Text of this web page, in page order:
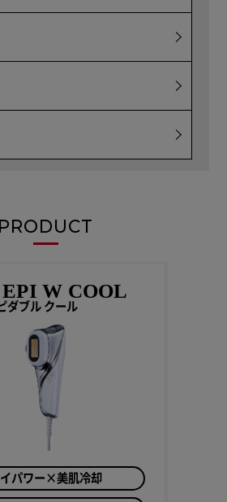
PRODUCT
EPI W COOL
ダブル クール
パワー×美肌冷却